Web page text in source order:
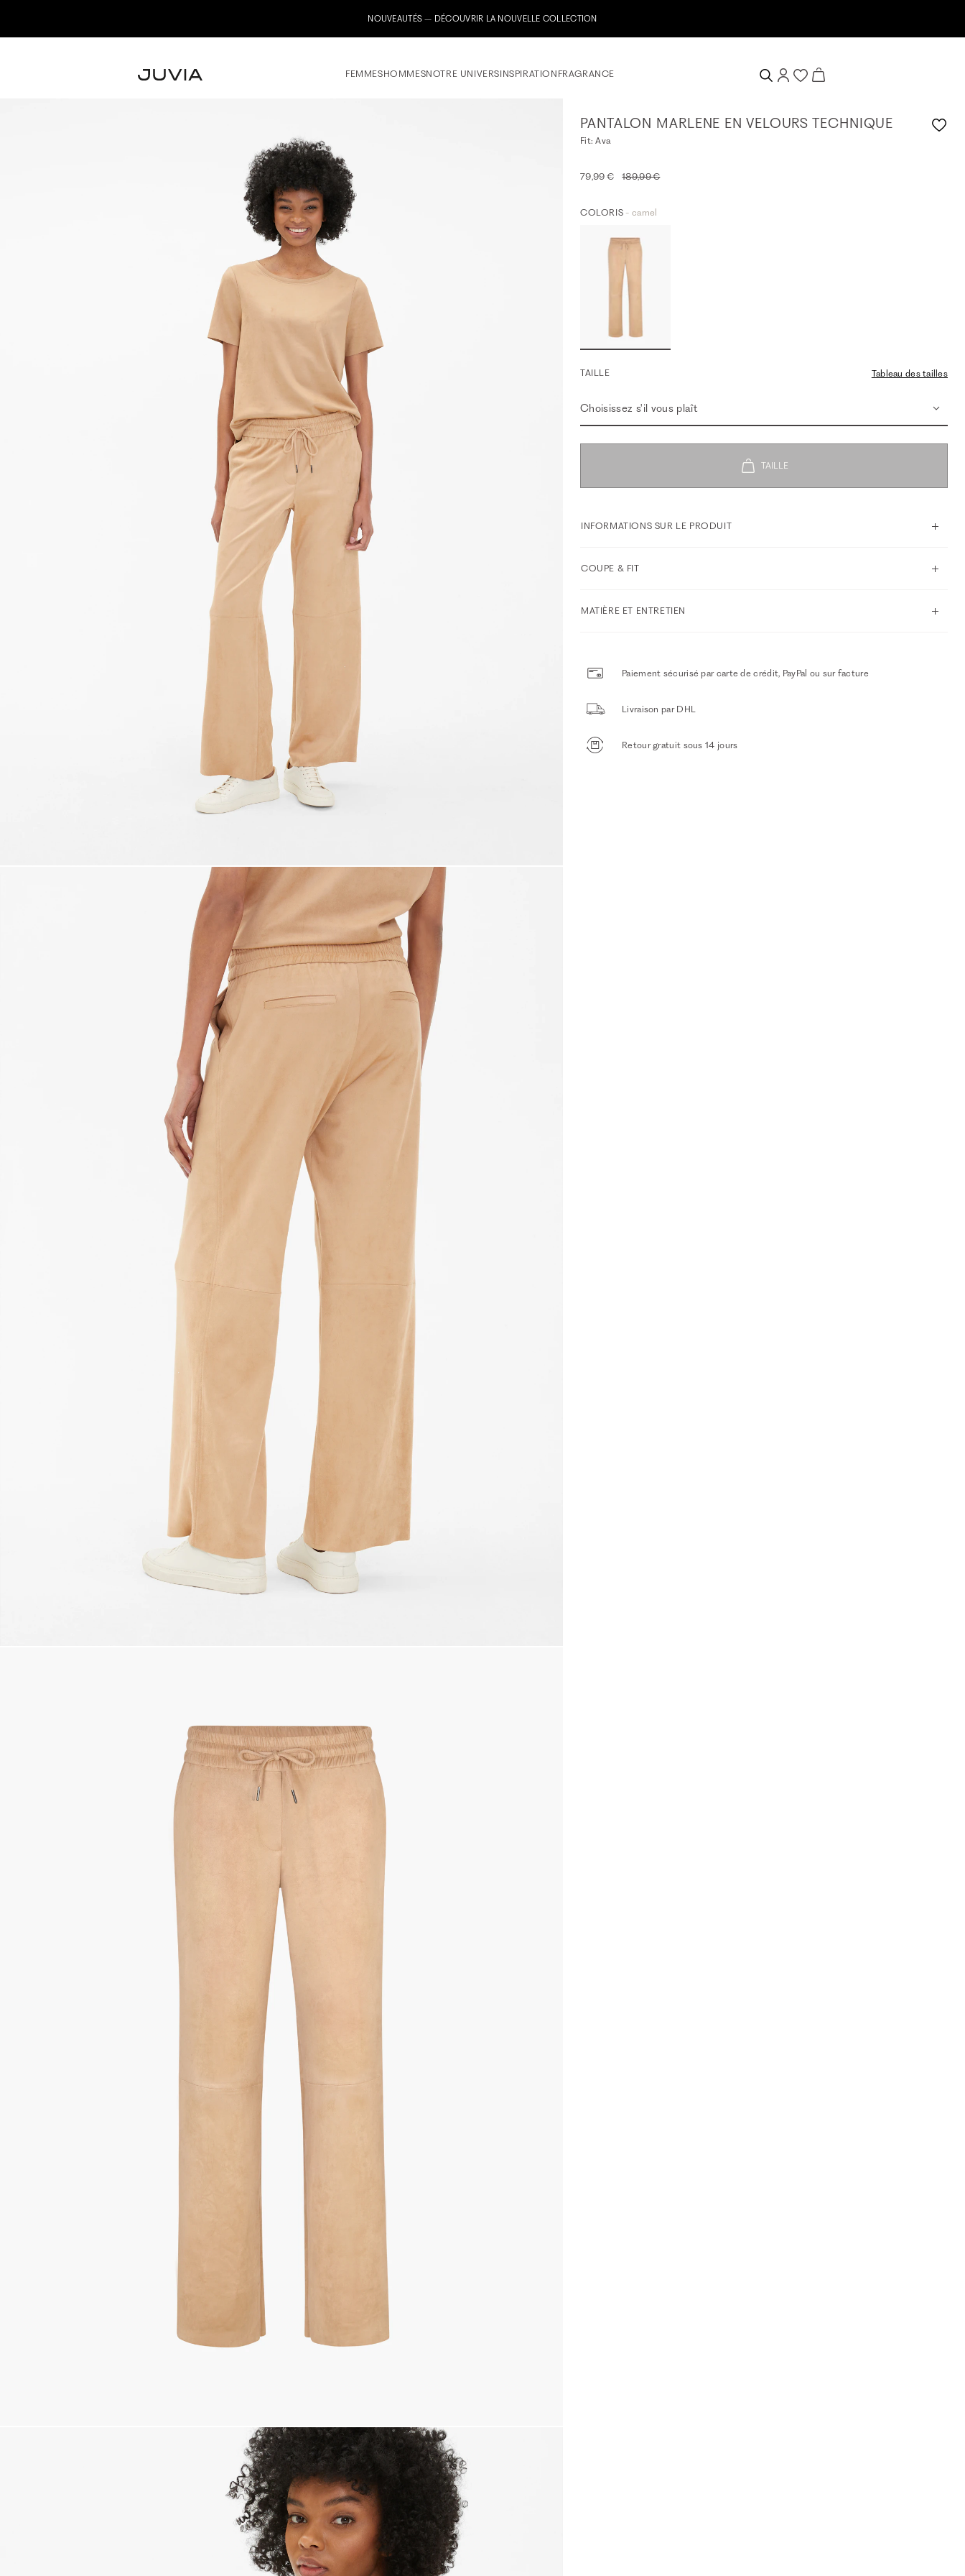
Inscrivez-vous maintenant à notre newsletter & recevez un bon de bienvenue de 10%
FEMMESHOMMESNOTRE UNIVERSINSPIRATION FRAGRANCE
PANTALON MARLENE EN VELOURS TECHNIQUE
Fit: Ava
79,99 € 189,99 €
COLORIS - camel
TAILLE Tableau des tailles
Choisissez s'il vous plaît
INFORMATIONS SUR LE PRODUIT
COUPE & FIT
MATIÈRE ET ENTRETIEN
Paiement sécurisé par carte de crédit, PayPal ou sur facture
Livraison par DHL
Retour gratuit sous 14 jours